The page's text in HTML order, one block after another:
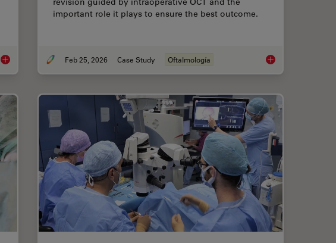
Ophthalmology Case Study: Corneal Transplantation
important role it plays to ensure the best outcome.
Feb 25, 2026 Case Study Oftalmología Glaucoma Stent